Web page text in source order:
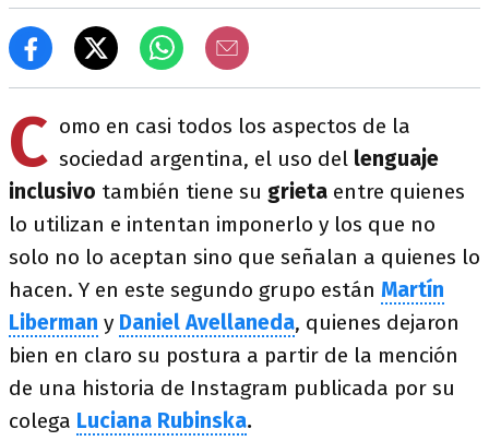
C omo en casi todos los aspectos de la
sociedad argentina, el uso del lenguaje
inclusivo también tiene su grieta entre quienes
lo utilizan e intentan imponerlo y los que no
solo no lo aceptan sino que señalan a quienes lo
hacen. Y en este segundo grupo están Martín
Liberman y Daniel Avellaneda, quienes dejaron
bien en claro su postura a partir de la mención
de una historia de Instagram publicada por su
colega Luciana Rubinska.